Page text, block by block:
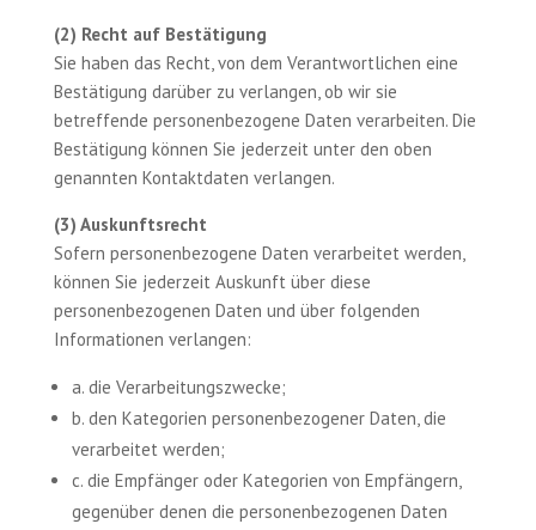
(2) Recht auf Bestätigung
Sie haben das Recht, von dem Verantwortlichen eine
Bestätigung darüber zu verlangen, ob wir sie
betreffende personenbezogene Daten verarbeiten. Die
Bestätigung können Sie jederzeit unter den oben
genannten Kontaktdaten verlangen.
(3) Auskunftsrecht
Sofern personenbezogene Daten verarbeitet werden,
können Sie jederzeit Auskunft über diese
personenbezogenen Daten und über folgenden
Informationen verlangen:
a. die Verarbeitungszwecke;
b. den Kategorien personenbezogener Daten, die
verarbeitet werden;
c. die Empfänger oder Kategorien von Empfängern,
gegenüber denen die personenbezogenen Daten